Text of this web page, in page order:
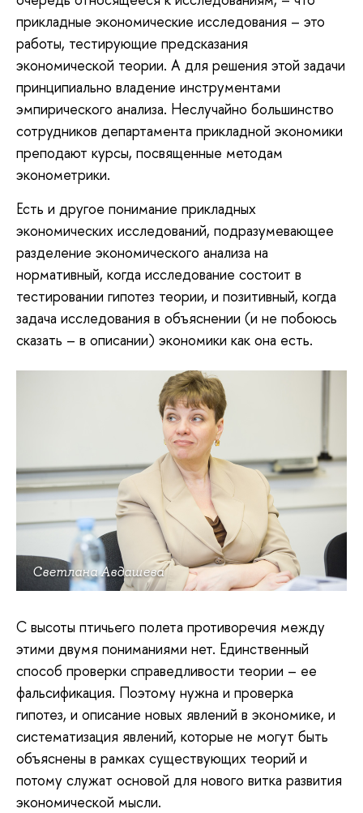
прикладные экономические исследования – это
работы, тестирующие предсказания
экономической теории. А для решения этой задачи
принципиально владение инструментами
эмпирического анализа. Неслучайно большинство
сотрудников департамента прикладной экономики
преподают курсы, посвященные методам
эконометрики.
Есть и другое понимание прикладных
экономических исследований, подразумевающее
разделение экономического анализа на
нормативный, когда исследование состоит в
тестировании гипотез теории, и позитивный, когда
задача исследования в объяснении (и не побоюсь
сказать – в описании) экономики как она есть.
Светлана Авдашева
С высоты птичьего полета противоречия между
этими двумя пониманиями нет. Единственный
способ проверки справедливости теории – ее
фальсификация. Поэтому нужна и проверка
гипотез, и описание новых явлений в экономике, и
систематизация явлений, которые не могут быть
объяснены в рамках существующих теорий и
потому служат основой для нового витка развития
экономической мысли.